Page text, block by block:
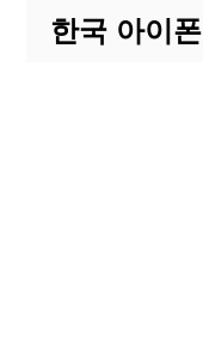
한국 아이폰